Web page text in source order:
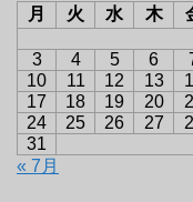
月
火 水 木
3
4 5 6
10
11 12 13
17
18 19 20
24
25 26 27
31
« 7月